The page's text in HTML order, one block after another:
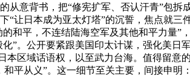
意背书，把“修宪扩军、否认汗青”包拆
让日本成为亚太灯塔”的沉誓，焦点就三
和平，不连结陆海空军及其他和平力量”
”。公开要紧跟美国印太计谋，强化美日
本区域话语权，以至武力台海。值得留意
平从义”。这一细节至关主要，间接申明